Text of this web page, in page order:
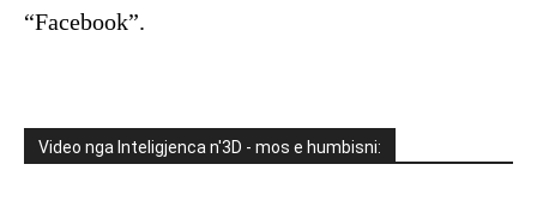
“Facebook”.
Video nga Inteligjenca n'3D - mos e humbisni: